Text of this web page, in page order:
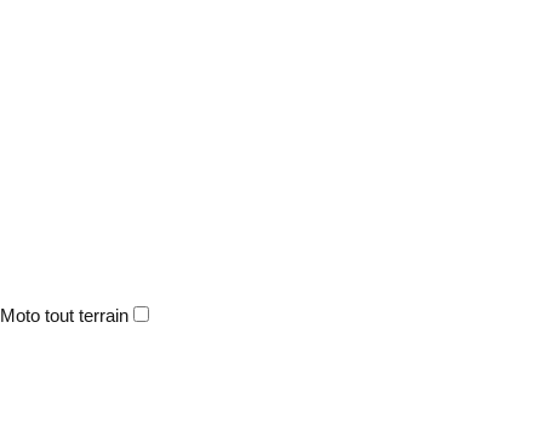
Moto tout terrain